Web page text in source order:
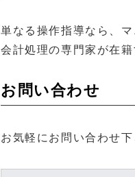
単なる操作指導なら、
会計処理の専門家が在
お問い合わせ
お気軽にお問い合わせ下